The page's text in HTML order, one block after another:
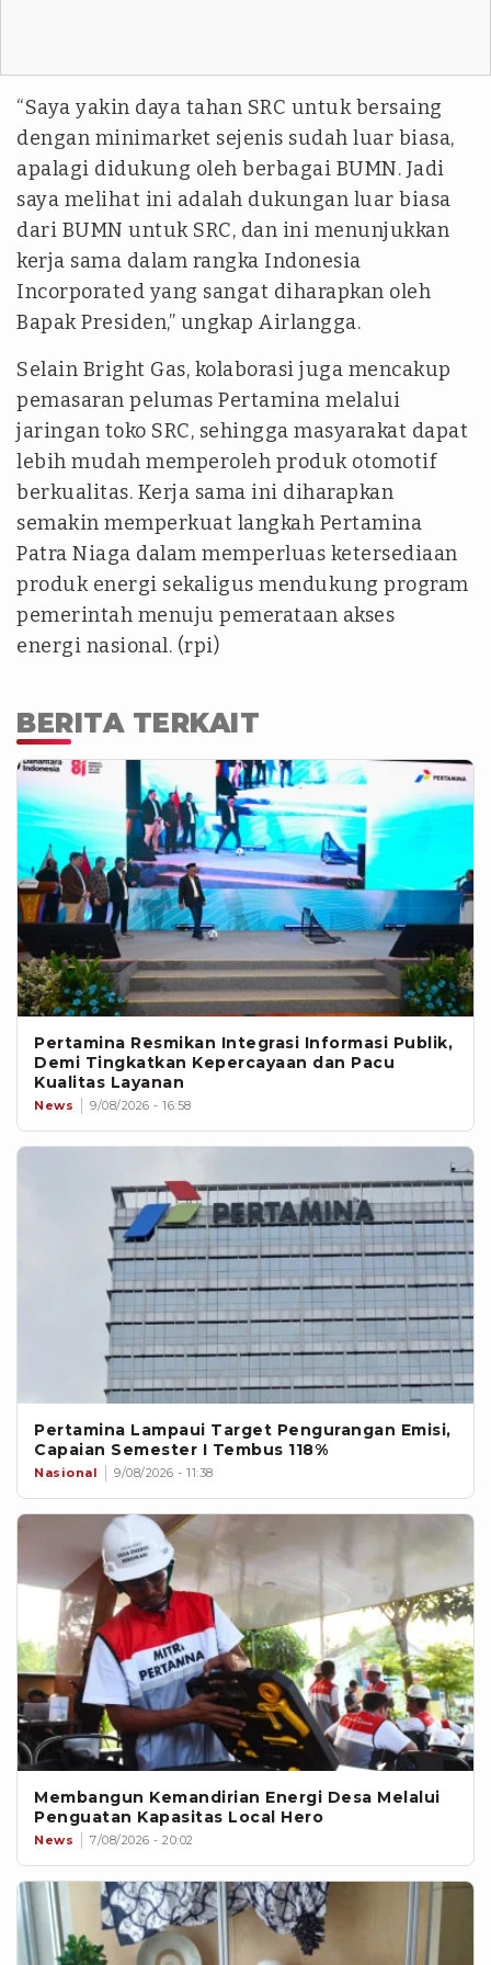
“Saya yakin daya tahan SRC untuk bersaing
dengan minimarket sejenis sudah luar biasa,
apalagi didukung oleh berbagai BUMN. Jadi
saya melihat ini adalah dukungan luar biasa
dari BUMN untuk SRC, dan ini menunjukkan
kerja sama dalam rangka Indonesia
Incorporated yang sangat diharapkan oleh
Bapak Presiden,” ungkap Airlangga.
Selain Bright Gas, kolaborasi juga mencakup
pemasaran pelumas Pertamina melalui
jaringan toko SRC, sehingga masyarakat dapat
lebih mudah memperoleh produk otomotif
berkualitas. Kerja sama ini diharapkan
semakin memperkuat langkah Pertamina
Patra Niaga dalam memperluas ketersediaan
produk energi sekaligus mendukung program
pemerintah menuju pemerataan akses
energi nasional. (rpi)
BERITA TERKAIT
Pertamina Resmikan Integrasi Informasi Publik,
Demi Tingkatkan Kepercayaan dan Pacu
Kualitas Layanan
News 9/08/2026 - 16:58
Pertamina Lampaui Target Pengurangan Emisi,
Capaian Semester I Tembus 118%
Nasional 9/08/2026 - 11:38
Membangun Kemandirian Energi Desa Melalui
Penguatan Kapasitas Local Hero
News 7/08/2026 - 20:02